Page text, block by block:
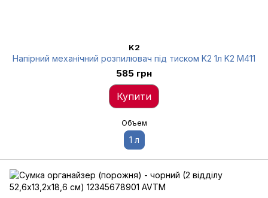
K2
Напірний механічний розпилювач під тиском K2 1л K2 M411
585 грн
Купити
Объем
1 л